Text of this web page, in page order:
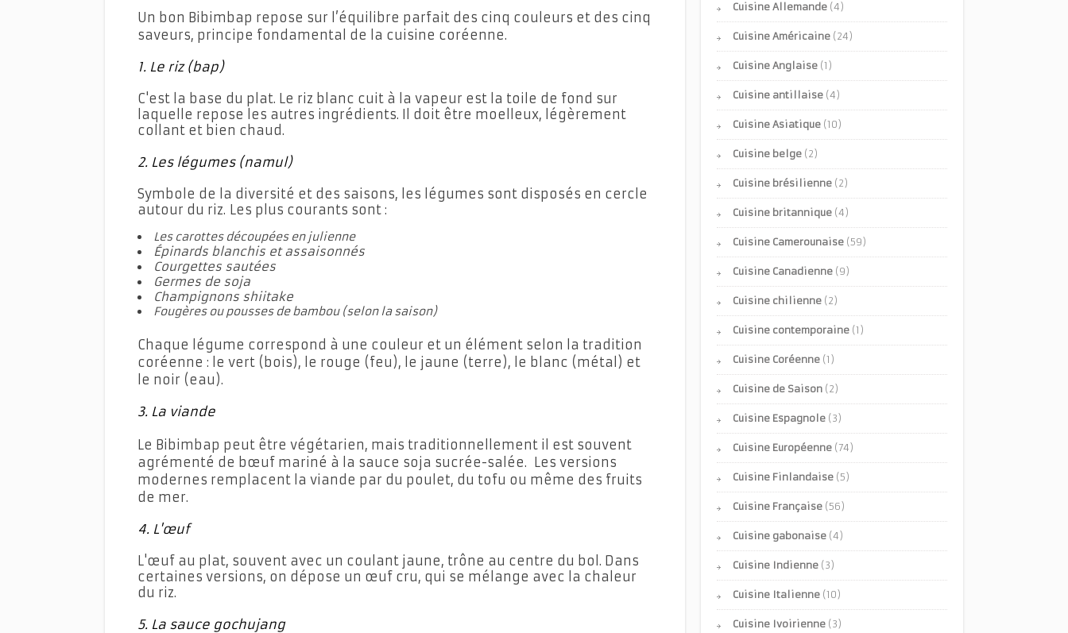
Un bon Bibimbap repose sur l’équilibre parfait des cinq couleurs et des cinq
saveurs, principe fondamental de la cuisine coréenne.
1. Le riz (bap)
C'est la base du plat. Le riz blanc cuit à la vapeur est la toile de fond sur
laquelle repose les autres ingrédients. Il doit être moelleux, légèrement
collant et bien chaud.
2. Les légumes (namul)
Symbole de la diversité et des saisons, les légumes sont disposés en cercle
autour du riz. Les plus courants sont :
Les carottes découpées en julienne
Épinards blanchis et assaisonnés
Courgettes sautées
Germes de soja
Champignons shiitake
Fougères ou pousses de bambou (selon la saison)
Chaque légume correspond à une couleur et un élément selon la tradition
coréenne : le vert (bois), le rouge (feu), le jaune (terre), le blanc (métal) et
le noir (eau).
3. La viande
Le Bibimbap peut être végétarien, mais traditionnellement il est souvent
agrémenté de bœuf mariné à la sauce soja sucrée-salée. Les versions
modernes remplacent la viande par du poulet, du tofu ou même des fruits
de mer.
4. L'œuf
L'œuf au plat, souvent avec un coulant jaune, trône au centre du bol. Dans
certaines versions, on dépose un œuf cru, qui se mélange avec la chaleur
du riz.
5. La sauce gochujang
Cuisine Allemande (4)
Cuisine Américaine (24)
Cuisine Anglaise (1)
Cuisine antillaise (4)
Cuisine Asiatique (10)
Cuisine belge (2)
Cuisine brésilienne (2)
Cuisine britannique (4)
Cuisine Camerounaise (59)
Cuisine Canadienne (9)
Cuisine chilienne (2)
Cuisine contemporaine (1)
Cuisine Coréenne (1)
Cuisine de Saison (2)
Cuisine Espagnole (3)
Cuisine Européenne (74)
Cuisine Finlandaise (5)
Cuisine Française (56)
Cuisine gabonaise (4)
Cuisine Indienne (3)
Cuisine Italienne (10)
Cuisine Ivoirienne (3)